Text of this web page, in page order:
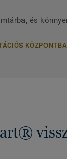
és
KÖZPONTBA